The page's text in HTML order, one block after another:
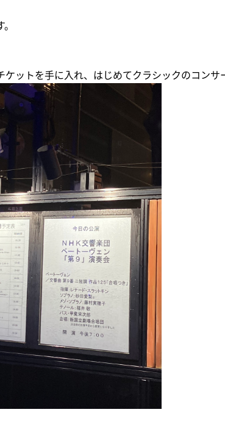
ケットを手に入れ、はじめてクラシックのコンサ